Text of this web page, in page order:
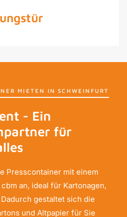
MIETEN IN SCHWEINFURT
- Ein
für
Presscontainer mit einem
an, ideal für Kartonagen,
gestaltet sich die
und Altpapier für Sie